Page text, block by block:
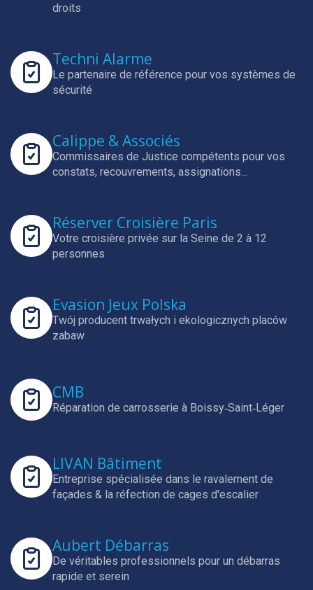
droits
Techni Alarme
Le partenaire de référence pour vos systèmes de
sécurité
Calippe & Associés
Commissaires de Justice compétents pour vos
constats, recouvrements, assignations...
Réserver Croisière Paris
Votre croisière privée sur la Seine de 2 à 12
personnes
Evasion Jeux Polska
Twój producent trwałych i ekologicznych placów
zabaw
CMB
Réparation de carrosserie à Boissy‑Saint‑Léger
LIVAN Bâtiment
Entreprise spécialisée dans le ravalement de
façades & la réfection de cages d'escalier
Aubert Débarras
De véritables professionnels pour un débarras
rapide et serein